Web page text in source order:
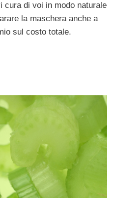
cura di voi in modo naturale
la maschera anche a
sul costo totale.